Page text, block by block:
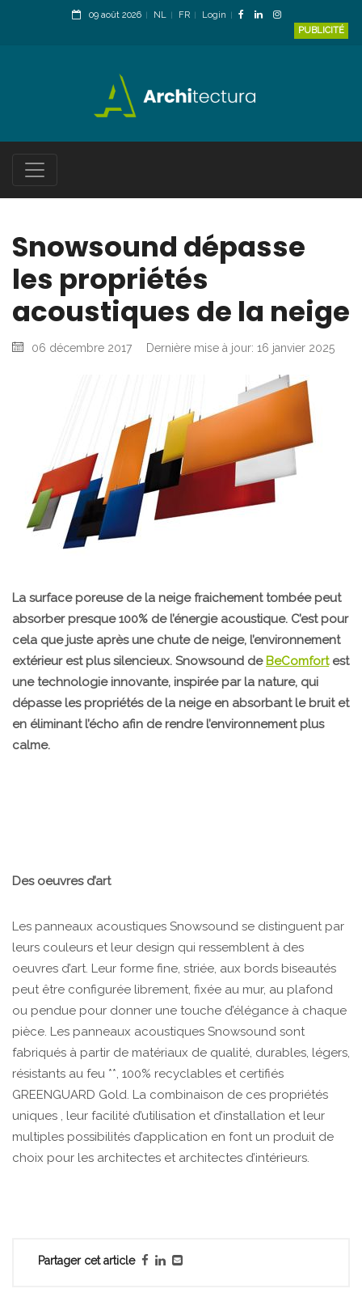
09 août 2026 NL FR
Login
PUBLICITÉ
Snowsound dépasse
les propriétés
acoustiques de la neige
06 décembre 2017 Dernière mise à jour: 16 janvier 2025
La surface poreuse de la neige fraichement tombée peut
absorber presque 100% de l’énergie acoustique. C’est pour
cela que juste après une chute de neige, l’environnement
extérieur est plus silencieux. Snowsound de BeComfortest
une technologie innovante, inspirée par la nature, qui
dépasse les propriétés de la neige en absorbant le bruit et
en éliminant l’écho afin de rendre l’environnement plus
calme.
Des oeuvres d’art
Les panneaux acoustiques Snowsound se distinguent par
leurs couleurs et leur design qui ressemblent à des
oeuvres d’art. Leur forme fine, striée, aux bords biseautés
peut être configurée librement, fixée au mur, au plafond
ou pendue pour donner une touche d’élégance à chaque
pièce. Les panneaux acoustiques Snowsound sont
fabriqués à partir de matériaux de qualité, durables, légers,
résistants au feu **, 100% recyclables et certifiés
GREENGUARD Gold. La combinaison de ces propriétés
uniques , leur facilité d’utilisation et d’installation et leur
multiples possibilités d’application en font un produit de
choix pour les architectes et architectes d’intérieurs.
Partager cet article